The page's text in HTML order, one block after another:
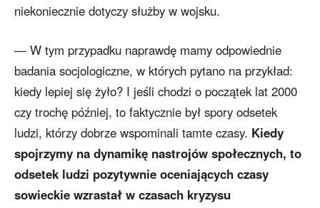
niekoniecznie dotyczy służby w wojsku.
— W tym przypadku naprawdę mamy odpowiednie
badania socjologiczne, w których pytano na przykład:
kiedy lepiej się żyło? I jeśli chodzi o początek lat 2000
czy trochę później, to faktycznie był spory odsetek
ludzi, którzy dobrze wspominali tamte czasy. Kiedy
spojrzymy na dynamikę nastrojów społecznych, to
odsetek ludzi pozytywnie oceniających czasy
sowieckie wzrastał w czasach kryzysu